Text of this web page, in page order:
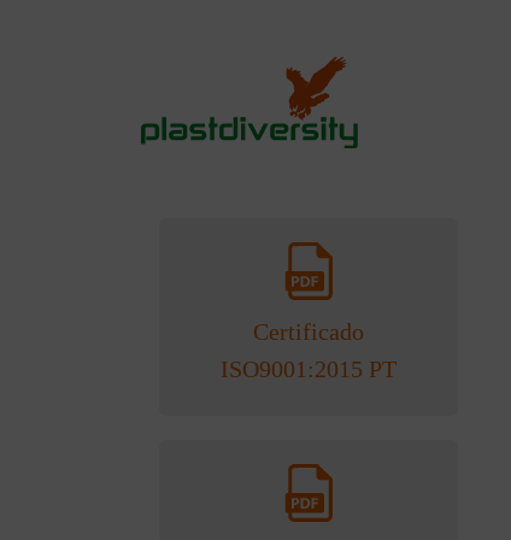
Início CERTIFICAÇÕES
Certificado
ISO9001:2015 PT